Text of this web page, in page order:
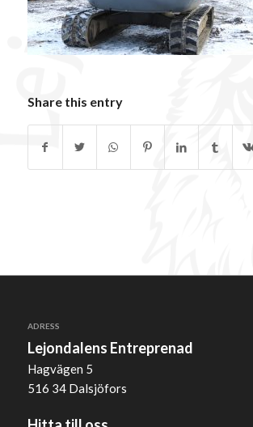
Share this entry
ADRESS
Lejondalens Entreprenad
Hagvägen 5
516 34 Dalsjöfors